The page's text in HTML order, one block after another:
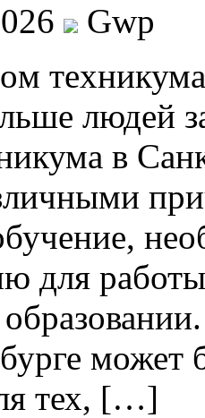
Gwp
людей
в
для
может
тех, […]